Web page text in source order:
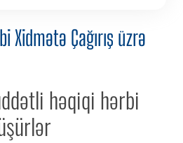
Xidmətə Çağırış üzrə
həqiqi hərbi